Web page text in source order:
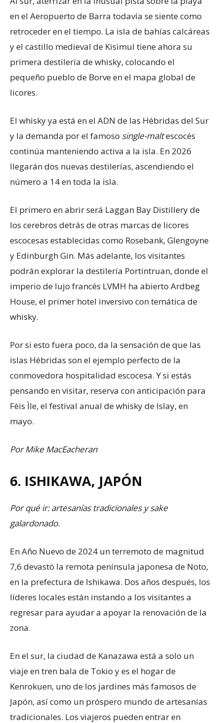
en el Aeropuerto de Barra todavía se siente como
retroceder en el tiempo. La isla de bahías calcáreas
y el castillo medieval de Kisimul tiene ahora su
primera destilería de whisky, colocando el
pequeño pueblo de Borve en el mapa global de
licores.
El whisky ya está en el ADN de las Hébridas del Sur
y la demanda por el famoso single-maltescocés
continúa manteniendo activa a la isla. En 2026
llegarán dos nuevas destilerías, ascendiendo el
número a 14 en toda la isla.
El primero en abrir será Laggan Bay Distillery de
los cerebros detrás de otras marcas de licores
escocesas establecidas como Rosebank, Glengoyne
y Edinburgh Gin. Más adelante, los visitantes
podrán explorar la destilería Portintruan, donde el
imperio de lujo francés LVMH ha abierto Ardbeg
House, el primer hotel inversivo con temática de
whisky.
Por si esto fuera poco, da la sensación de que las
islas Hébridas son el ejemplo perfecto de la
conmovedora hospitalidad escocesa. Y si estás
pensando en visitar, reserva con anticipación para
Fèis Ìle, el festival anual de whisky de Islay, en
mayo.
Por Mike MacEacheran
6. ISHIKAWA, JAPÓN
Por qué ir: artesanías tradicionales y sake
galardonado.
En Año Nuevo de 2024 un terremoto de magnitud
7,6 devastó la remota península japonesa de Noto,
en la prefectura de Ishikawa. Dos años después, los
líderes locales están instando a los visitantes a
regresar para ayudar a apoyar la renovación de la
zona.
En el sur, la ciudad de Kanazawa está a solo un
viaje en tren bala de Tokio y es el hogar de
Kenrokuen, uno de los jardines más famosos de
Japón, así como un próspero mundo de artesanías
tradicionales. Los viajeros pueden entrar en